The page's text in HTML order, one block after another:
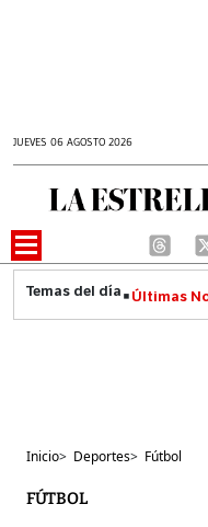
JUEVES 06 AGOSTO 2026
Últimas
Inicio> Deportes> Fútbol
FÚTBOL